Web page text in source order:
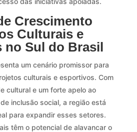
Crescimento
Culturais e
no Sul do Brasil
um cenário promissor para
culturais e esportivos. Com
cultural e um forte apelo ao
inclusão social, a região está
para expandir esses setores.
têm o potencial de alavancar o